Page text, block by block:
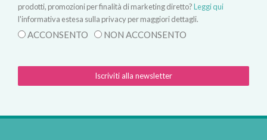
prodotti, promozioni per finalità di marketing diretto?Leggi qui
l'informativa estesa sulla privacy per maggiori dettagli.
ACCONSENTO NON ACCONSENTO
Iscriviti alla newsletter